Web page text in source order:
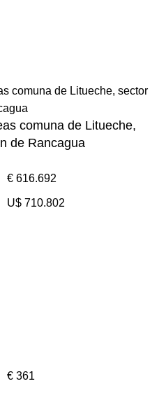
comuna de Litueche,
de Rancagua
€ 616.692
U$ 710.802
€ 361